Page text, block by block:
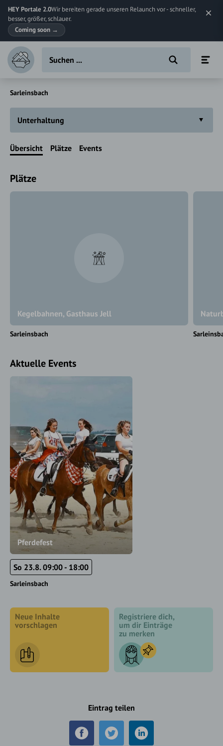
HEY Portale 2.0Wir bereiten gerade unseren Relaunch vor - schneller,
besser, größer, schlauer.
Coming soon →
Sarleinsbach
Unterhaltung
Übersicht Plätze Events
Plätze
Kegelbahnen, Gasthaus Jell
Sarleinsbach
Aktuelle Events
Pferdefest
So 23.8. 09:00 - 18:00
Sarleinsbach
Neue Inhalte
vorschlagen
Registriere dich,
um dir Einträge
zu merken
Eintrag teilen